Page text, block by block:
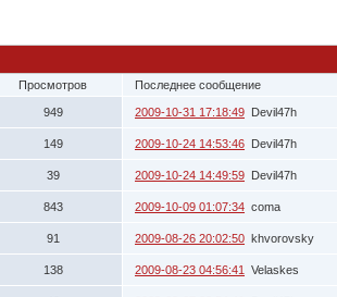
Просмотров Последнее сообщение
949 2009-10-31 17:18:49 Devil47h
149 2009-10-24 14:53:46 Devil47h
39 2009-10-24 14:49:59 Devil47h
843 2009-10-09 01:07:34 coma
91 2009-08-26 20:02:50 khvorovsky
138 2009-08-23 04:56:41 Velaskes